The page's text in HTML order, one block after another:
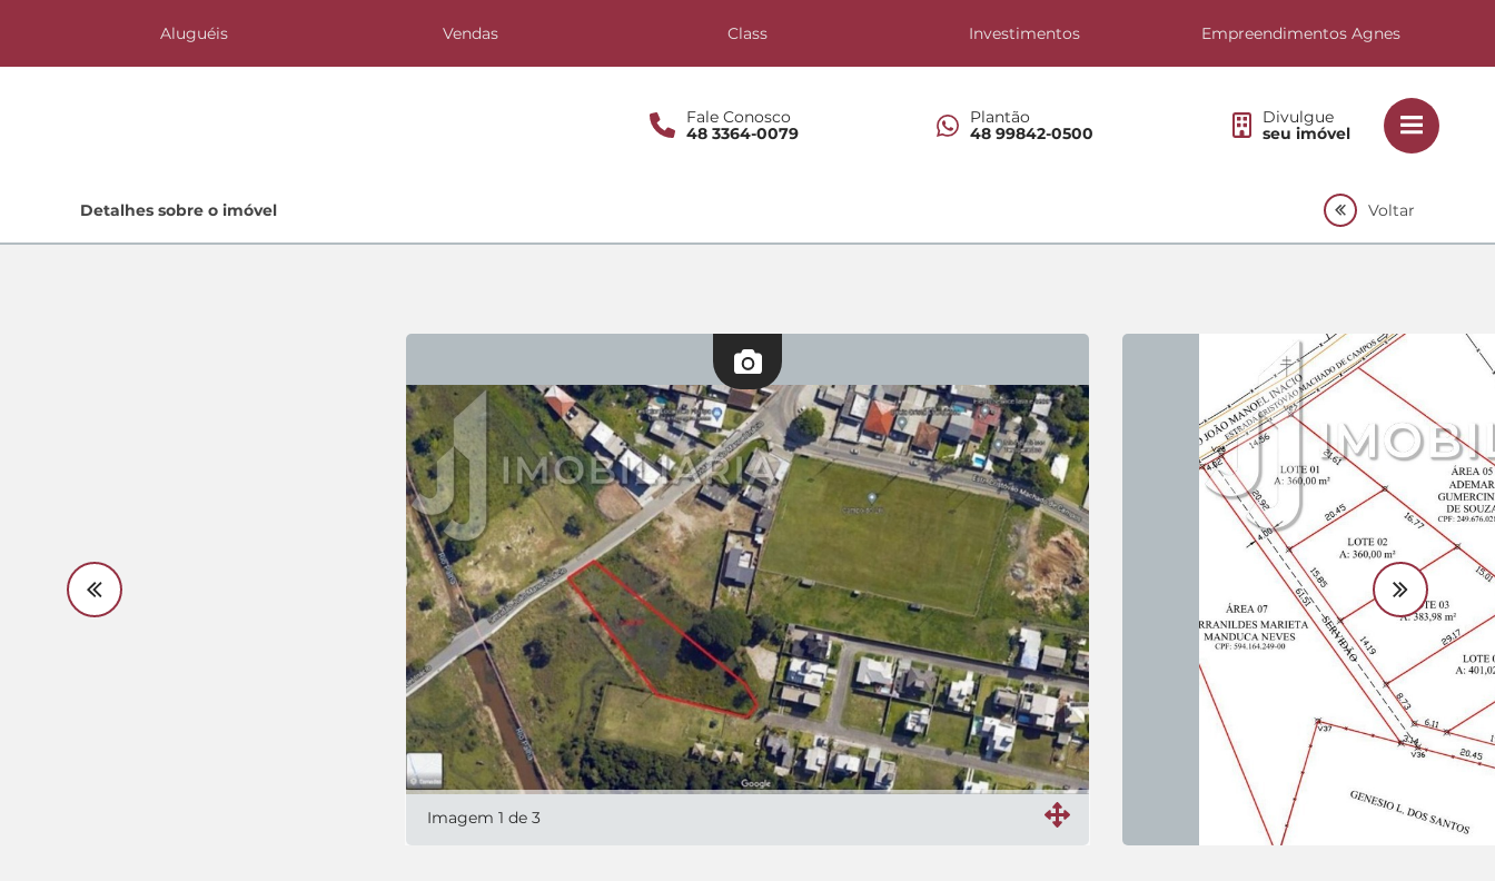
Aluguéis Vendas Class Investimentos Empreendimentos Agnes
Fale Conosco
48 3364-0079
Plantão
48 99842-0500
Divulgue
seu imóvel
Lançamentos
Detalhes sobre o imóvel Voltar
Imagem 1 de 3